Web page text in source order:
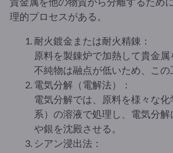
理的プロセスがある。
耐火鍍金または耐火精錬：
原料を製錬炉で加熱して貴金
不純物は融点が低いため、この
電気分解（電解法）：
電気分解では、原料を様々な
系）の溶液で処理し、電気分
や銀を沈殿させる。
シアン浸出法：